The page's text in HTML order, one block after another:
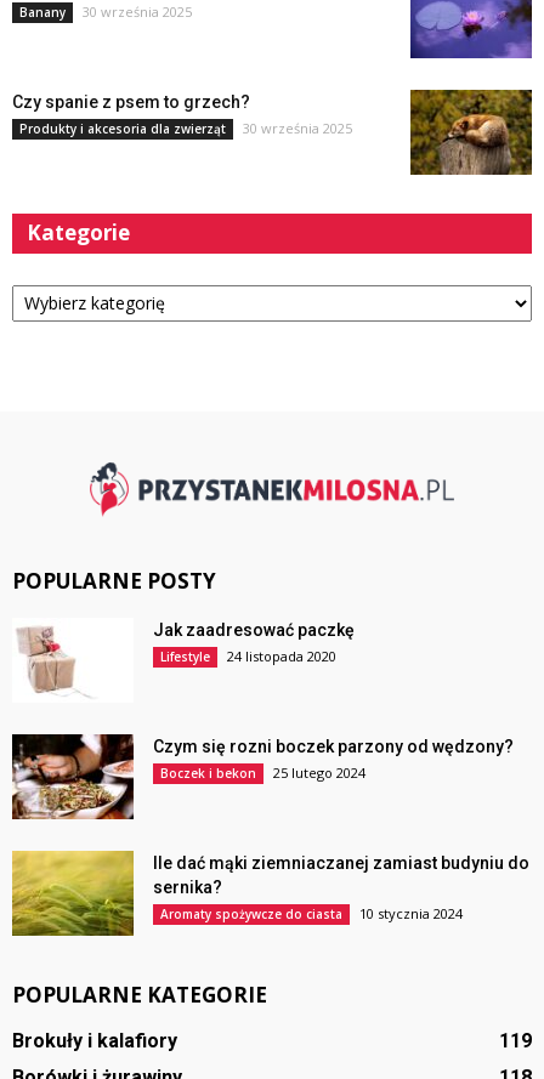
Banany 30 września 2025
Czy spanie z psem to grzech?
Produkty i akcesoria dla zwierząt 30 września 2025
Kategorie
Kategorie
POPULARNE POSTY
Jak zaadresować paczkę
Lifestyle 24 listopada 2020
Czym się rozni boczek parzony od wędzony?
Boczek i bekon 25 lutego 2024
Ile dać mąki ziemniaczanej zamiast budyniu do
sernika?
Aromaty spożywcze do ciasta 10 stycznia 2024
POPULARNE KATEGORIE
Brokuły i kalafiory
119